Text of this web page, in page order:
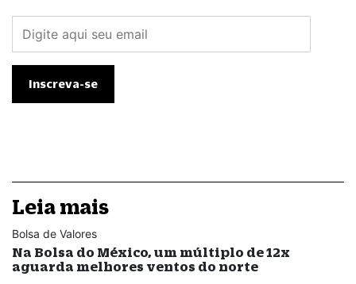
Leia mais
Bolsa de Valores
Na Bolsa do México, um múltiplo de 12x
aguarda melhores ventos do norte